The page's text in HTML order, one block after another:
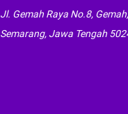
Jl. Gemah Raya No.8,
Semarang, Jawa Tengah